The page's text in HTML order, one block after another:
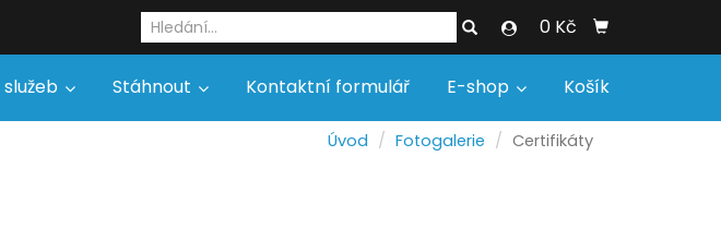
0 Kč
Stáhnout Kontaktní formulář E-shop Košík
Úvod Fotogalerie Certifikáty